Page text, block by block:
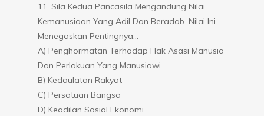
11. Sila Kedua Pancasila Mengandung Nilai
Kemanusiaan Yang Adil Dan Beradab. Nilai Ini
Menegaskan Pentingnya…
A) Penghormatan Terhadap Hak Asasi Manusia
Dan Perlakuan Yang Manusiawi
B) Kedaulatan Rakyat
C) Persatuan Bangsa
D) Keadilan Sosial Ekonomi